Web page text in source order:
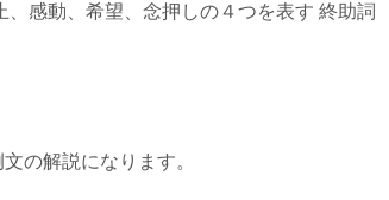
感動、希望、念押しの４つを表す 終助詞
の解説になります。